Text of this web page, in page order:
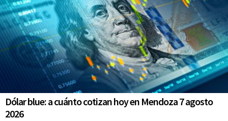
Dólar blue: a cuánto cotizan hoy en Mendoza 7 agosto
2026